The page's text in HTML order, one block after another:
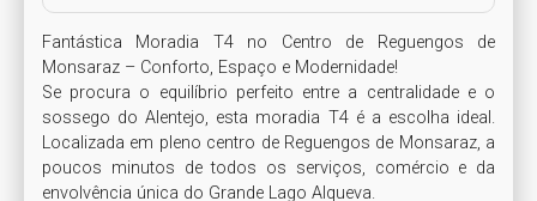
Fantástica Moradia T4 no Centro de Reguengos de
Monsaraz – Conforto, Espaço e Modernidade!
Se procura o equilíbrio perfeito entre a centralidade e o
sossego do Alentejo, esta moradia T4 é a escolha ideal.
Localizada em pleno centro de Reguengos de Monsaraz, a
poucos minutos de todos os serviços, comércio e da
envolvência única do Grande Lago Alqueva.